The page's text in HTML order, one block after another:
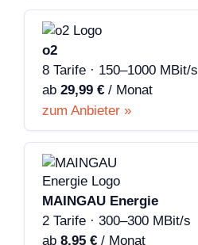
o2
8 Tarife · 150–1000 MBit/s
ab 29,99 € / Monat
zum Anbieter »
MAINGAU Energie
2 Tarife · 300–300 MBit/s
ab 8,95 € / Monat